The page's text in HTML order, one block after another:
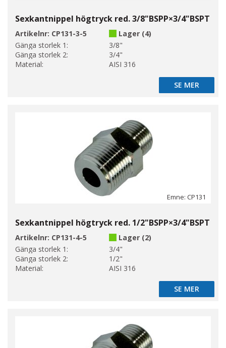
Sexkantnippel högtryck red. 3/8"BSPP×3/4"BSPT
Artikelnr: CP131-3-5
Lager (4)
Gänga storlek 1:
3/8"
Gänga storlek 2:
3/4"
Material:
AISI 316
SE MER
SE MER
Emne: CP131
Sexkantnippel högtryck red. 1/2"BSPP×3/4"BSPT
Artikelnr: CP131-4-5
Lager (2)
Gänga storlek 1:
3/4"
Gänga storlek 2:
1/2"
Material:
AISI 316
SE MER
SE MER